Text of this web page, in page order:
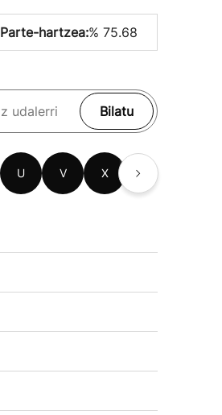
Parte-hartzea:% 75.68
Bilatu
U V X